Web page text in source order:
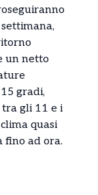
un netto
gradi,
gli 11 e i
quasi
fino ad ora.